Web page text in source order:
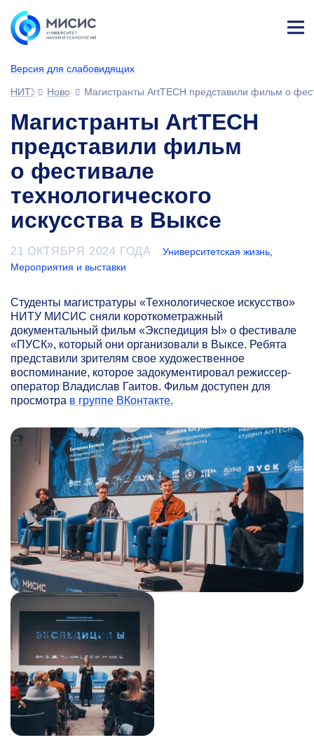
Версия для слабовидящих
ине
НИТУ МИСИС
НовостиМагистранты ArtTECH представили фильм о
Магистранты ArtTECH
представили фильм
о фестивале
технологического
искусства в Выксе
21 ОКТЯБРЯ 2024 ГОДА Университетская жизнь
Мероприятия и выставки
Студенты магистратуры «Технологическое искусство»
НИТУ МИСИС сняли короткометражный
документальный фильм «Экспедиция Ы» о фестивале
«ПУСК», который они организовали в Выксе. Ребята
представили зрителям свое художественное
воспоминание, которое задокументировал режиссер-
оператор Владислав Гаитов. Фильм доступен для
просмотра в группе ВКонтакте.